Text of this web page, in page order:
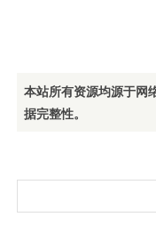
本站所有资源均源于网
据完整性。
索：